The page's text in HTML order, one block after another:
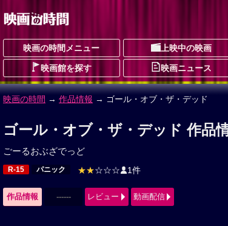
映画の時間メニュー 上映中の映画
映画館を探す 映画ニュース
映画の時間 → 作品情報 → ゴール・オブ・ザ・デッド
ゴール・オブ・ザ・デッド 作品
ごーるおぶざでっど
R-15 パニック ★★☆☆☆ 1件
作品情報 ------ レビュー 動画配信